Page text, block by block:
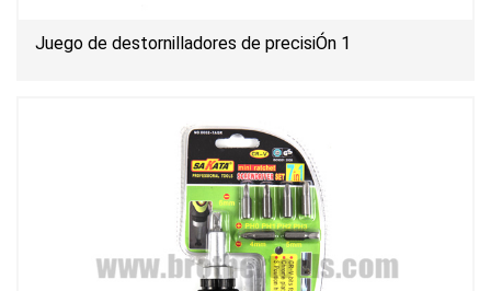
Juego de destornilladores de precisiÓn 1